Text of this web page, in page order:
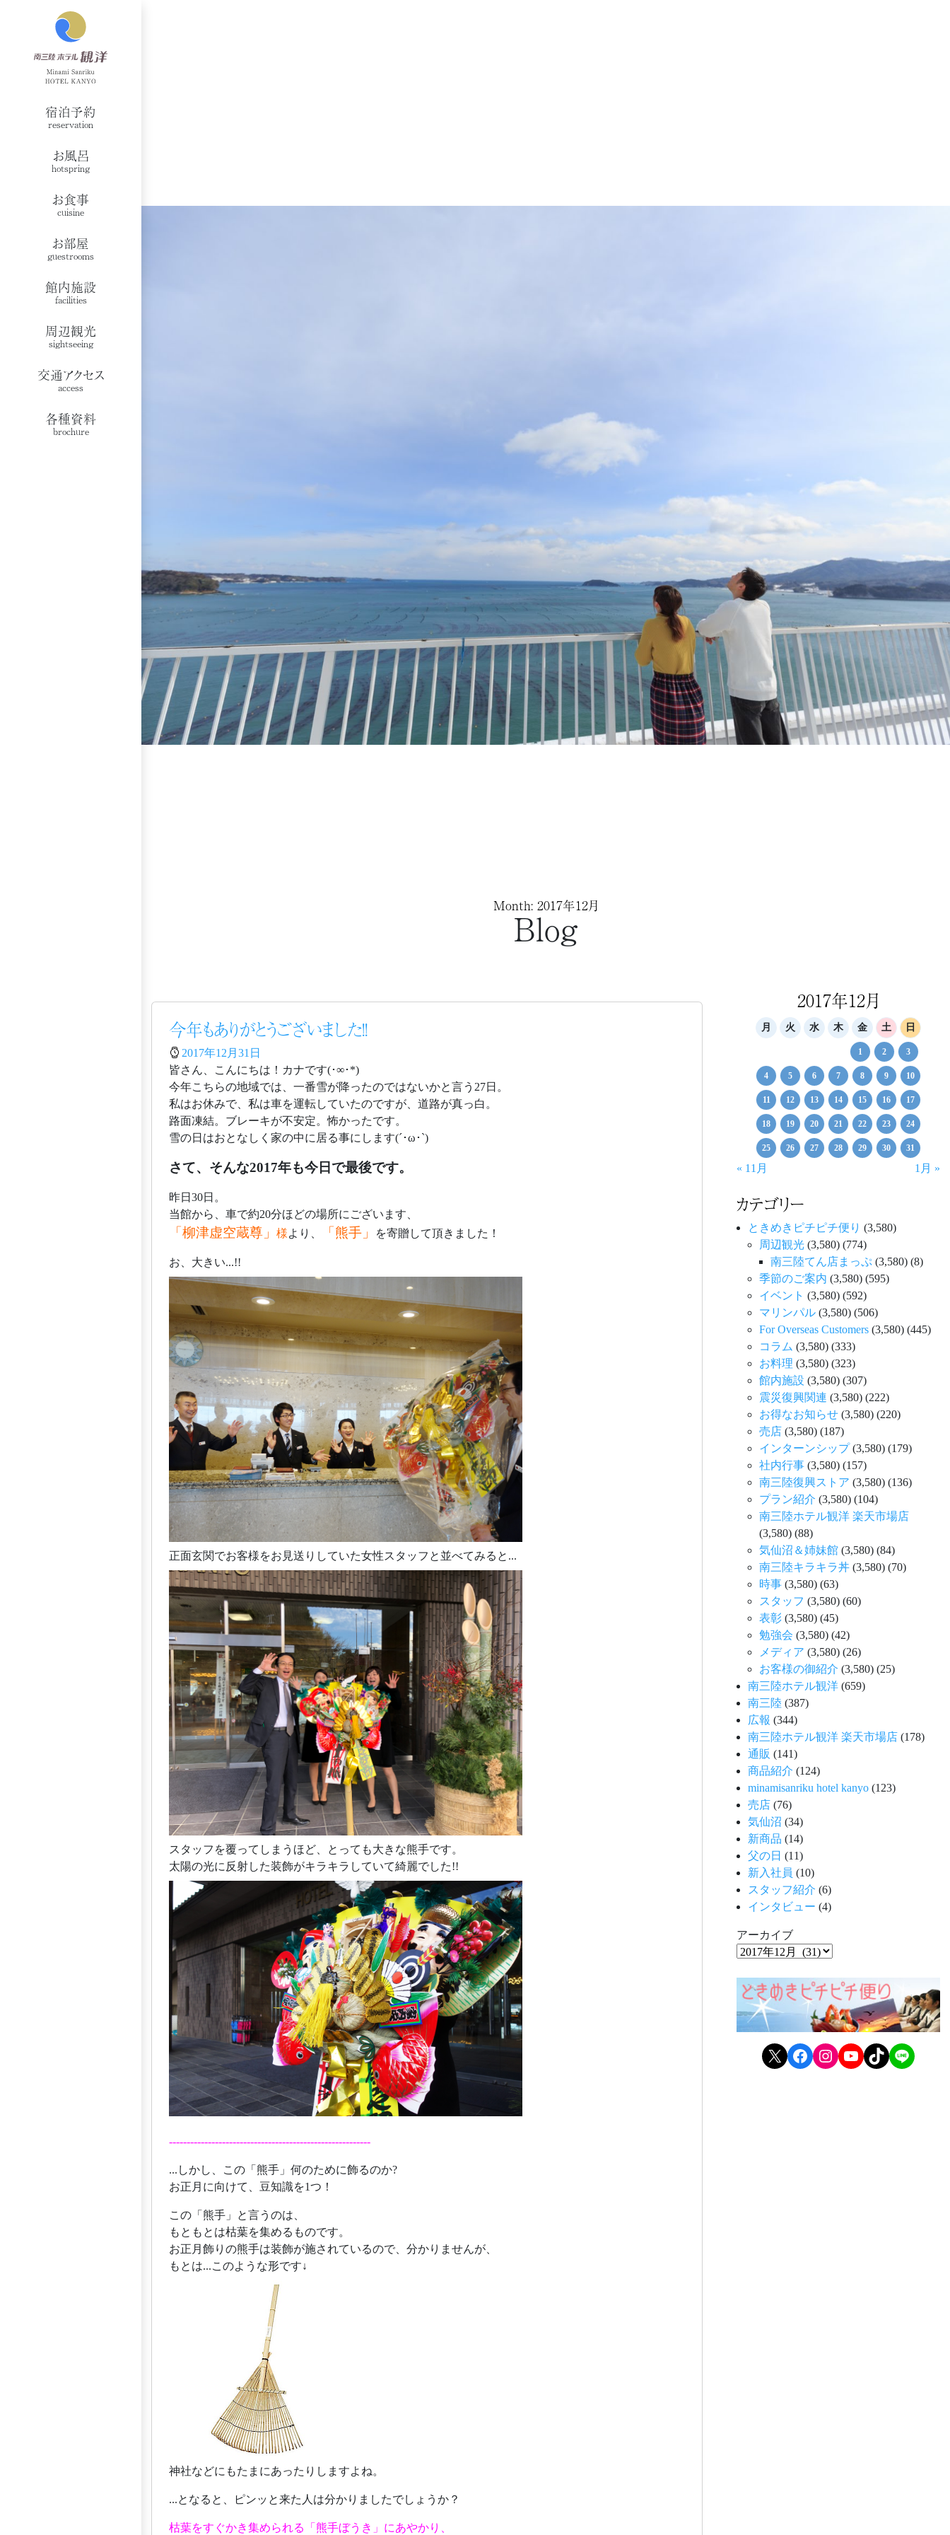
宿泊予約
reservation
お風呂
hotspring
お食事
cuisine
お部屋
guestrooms
館内施設
facilities
周辺観光
sightseeing
交通アクセス
access
各種資料
brochure
Month: 2017年12月
Blog
今年もありがとうございました!!
2017年12月31日
皆さん、こんにちは！カナです(･∞･*)
今年こちらの地域では、一番雪が降ったのではないかと言う27日。
私はお休みで、私は車を運転していたのですが、道路が真っ白。
路面凍結。ブレーキが不安定。怖かったです。
雪の日はおとなしく家の中に居る事にします(´･ω･`)
さて、そんな2017年も今日で最後です。
昨日30日。
当館から、車で約20分ほどの場所にございます、
「柳津虚空蔵尊」 様より、 「熊手」 を寄贈して頂きました！
お、大きい...!!
正面玄関でお客様をお見送りしていた女性スタッフと並べてみると...
スタッフを覆ってしまうほど、とっても大きな熊手です。
太陽の光に反射した装飾がキラキラしていて綺麗でした!!
---------------------------------------------------------
...しかし、この「熊手」何のために飾るのか?
お正月に向けて、豆知識を1つ！
この「熊手」と言うのは、
もともとは枯葉を集めるものです。
お正月飾りの熊手は装飾が施されているので、分かりませんが、
もとは...このような形です↓
神社などにもたまにあったりしますよね。
...となると、ピンッと来た人は分かりましたでしょうか？
枯葉をすぐかき集められる「熊手ぼうき」にあやかり、
2017年12月
月 火 水 木 金 土 日
1 2 3
4 5 6 7 8 9 10
11 12 13 14 15 16 17
18 19 20 21 22 23 24
25 26 27 28 29 30 31
« 11月 1月 »
カテゴリー
ときめきピチピチ便り (3,580)
周辺観光 (3,580) (774)
南三陸てん店まっぷ (3,580) (8)
季節のご案内 (3,580) (595)
イベント (3,580) (592)
マリンパル (3,580) (506)
For Overseas Customers (3,580) (445)
コラム (3,580) (333)
お料理 (3,580) (323)
館内施設 (3,580) (307)
震災復興関連 (3,580) (222)
お得なお知らせ (3,580) (220)
売店 (3,580) (187)
インターンシップ(3,580) (179)
社内行事 (3,580) (157)
南三陸復興ストア (3,580) (136)
プラン紹介 (3,580) (104)
南三陸ホテル観洋 楽天市場店
(3,580) (88)
気仙沼＆姉妹館 (3,580) (84)
南三陸キラキラ丼 (3,580) (70)
時事 (3,580) (63)
スタッフ (3,580) (60)
表彰 (3,580) (45)
勉強会 (3,580) (42)
メディア (3,580) (26)
お客様の御紹介 (3,580) (25)
南三陸ホテル観洋 (659)
南三陸 (387)
広報 (344)
南三陸ホテル観洋 楽天市場店 (178)
通販 (141)
商品紹介 (124)
minamisanriku hotel kanyo (123)
売店 (76)
気仙沼 (34)
新商品 (14)
父の日 (11)
新入社員 (10)
スタッフ紹介 (6)
インタビュー (4)
アーカイブ
X Facebook Instagram YouTube TikTok LINE